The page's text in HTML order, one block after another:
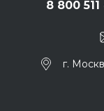
8 800
г.